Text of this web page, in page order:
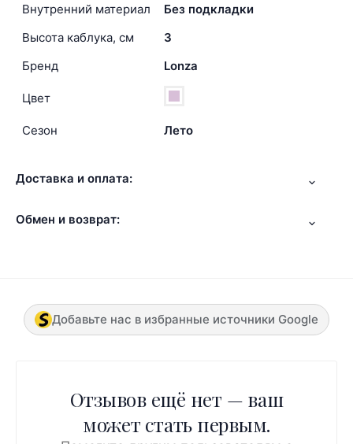
Внутренний материал
Без подкладки
Высота каблука, см
3
Бренд
Lonza
Цвет
Сезон Лето
Доставка и оплата:
Обмен и возврат:
Добавьте нас в избранные источники Google
Отзывов ещё нет — ваш
может стать первым.